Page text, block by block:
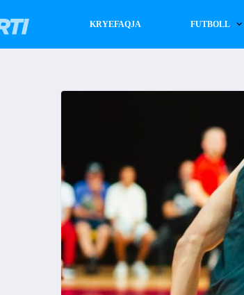
KRYEFAQJA FUTBOLL